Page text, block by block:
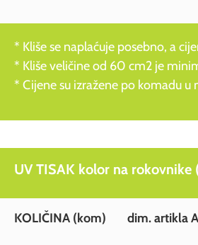
* Kliše se naplaćuje posebno, a
* Kliše veličine od 60 cm2 je
* Cijene su izražene po komadu u
UV TISAK kolor na rokovnike
KOLIČINA (kom) dim. artikla